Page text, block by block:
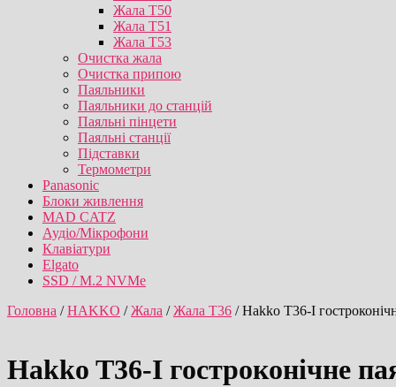
Жала T50
Жала T51
Жала T53
Очистка жала
Очистка припою
Паяльники
Паяльники до станцій
Паяльні пінцети
Паяльні станції
Підставки
Термометри
Panasonic
Блоки живлення
MAD CATZ
Аудіо/Мікрофони
Клавіатури
Elgato
SSD / M.2 NVMe
Головна /HAKKO /Жала /Жала T36 / Hakko T36-I
Hakko T36-I гостроконічне